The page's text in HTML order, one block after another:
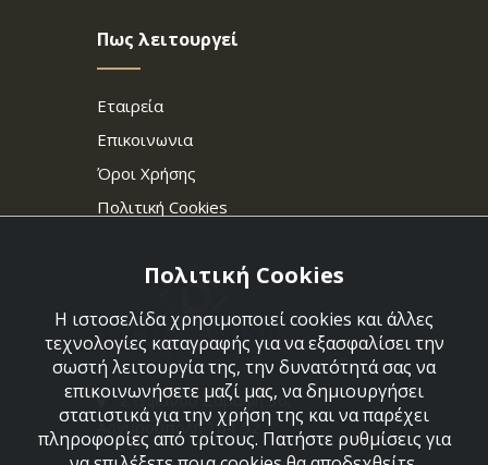
Πως λειτουργεί
Εταιρεία
Επικοινωνια
Όροι Χρήσης
Πολιτική Cookies
Στεφάνου Σαράφη 36,
Αργυρούπολη 164 52
Πολιτική Cookies
Η ιστοσελίδα χρησιμοποιεί cookies και άλλες
τεχνολογίες καταγραφής για να εξασφαλίσει την
σωστή λειτουργία της, την δυνατότητά σας να
επικοινωνήσετε μαζί μας, να δημιουργήσει
στατιστικά για την χρήση της και να παρέχει
πληροφορίες από τρίτους. Πατήστε ρυθμίσεις για